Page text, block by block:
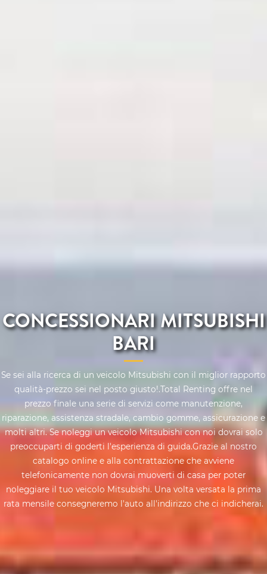
CONCESSIONARI MITSUBISHI
BARI
Se sei alla ricerca di un veicolo Mitsubishi con il miglior rapporto
qualità-prezzo sei nel posto giusto!.Total Renting offre nel
prezzo finale una serie di servizi come manutenzione,
riparazione, assistenza stradale, cambio gomme, assicurazione e
molti altri. Se noleggi un veicolo Mitsubishi con noi dovrai solo
preoccuparti di goderti l'esperienza di guida.Grazie al nostro
catalogo online e alla contrattazione che avviene
telefonicamente non dovrai muoverti di casa per poter
noleggiare il tuo veicolo Mitsubishi. Una volta versata la prima
rata mensile consegneremo l'auto all'indirizzo che ci indicherai.